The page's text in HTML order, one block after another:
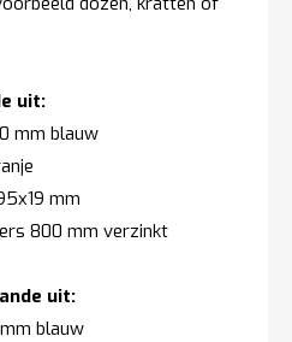
uit:
mm blauw
mm
800 mm verzinkt
uit:
blauw